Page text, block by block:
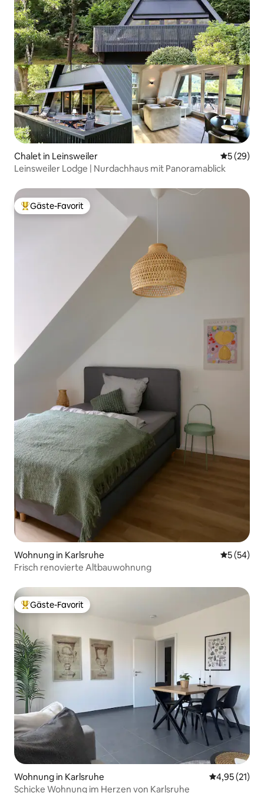
Chalet in Leinsweiler
5 (29)
Leinsweiler Lodge | Nurdachhaus mit Panoramablick
Beliebter Gäste-Favorit.
Gäste-Favorit
Wohnung in Karlsruhe
5 (54)
Frisch renovierte Altbauwohnung
Beliebter Gäste-Favorit.
Gäste-Favorit
Wohnung in Karlsruhe
4,95 (21)
Schicke Wohnung im Herzen von Karlsruhe